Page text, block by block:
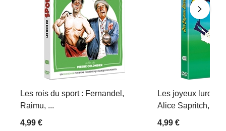
Les rois du sport : Fernandel,
Raimu, ...
4,99 €
Les joyeux lurons
Alice Sapritch,
4,99 €